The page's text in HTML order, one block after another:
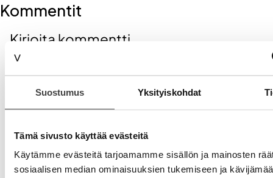
Suostumus Yksityiskohdat
Tämä sivusto käyttää evästeitä
Käytämme evästeitä tarjoamamme sisällön ja mainosten
sosiaalisen median ominaisuuksien tukemiseen ja
Kommentit
Kirjoita kommentti
Aihe